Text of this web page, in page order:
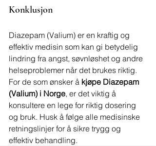
Konklusjon
Diazepam (Valium) er en kraftig og
effektiv medisin som kan gi betydelig
lindring fra angst, søvnløshet og andre
helseproblemer når det brukes riktig.
For de som ønsker å kjøpe Diazepam
(Valium) i Norge, er det viktig å
konsultere en lege for riktig dosering
og bruk. Husk å følge alle medisinske
retningslinjer for å sikre trygg og
effektiv behandling.